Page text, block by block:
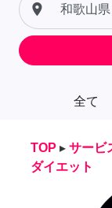
全て
place
TOP ▸ サービ
ダイエット